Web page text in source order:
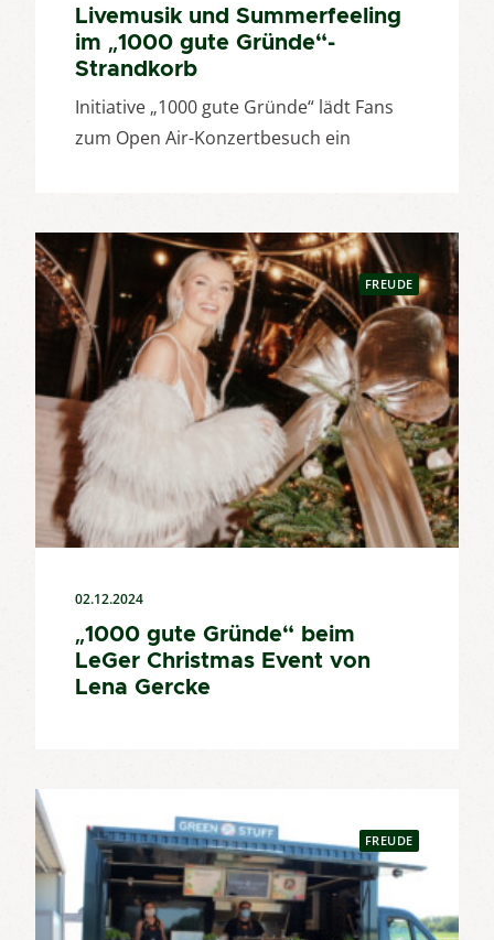
Livemusik und Summerfeeling
im „1000 gute Gründe“-
Strandkorb
Initiative „1000 gute Gründe“ lädt Fans
zum Open Air-Konzertbesuch ein
FREUDE
02.12.2024
„1000 gute Gründe“ beim
LeGer Christmas Event von
Lena Gercke
FREUDE